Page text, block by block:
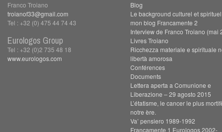
Franco Troiano
troianof33@gmail.com
Tel : +32 (0) 475 44 74 43
Eurologos Group
Tel : +32 (0)2 735 48 18
www.eurologos.com
Blog
Le background culturel et
mon blog Francamente 2
Interview de Franco Troiano (mai
Livres Troiano
Ricchezza materiale e spirituale
libertà amorosa
Conférences
Documents
Lettera aperta a Comunione e
Liberazione – 29 agosto 2015
L’étatisme, le cancer le plus
notre ère.
Va’ pensiero 1989-1992
Francamente 1 Eurologos 2002-